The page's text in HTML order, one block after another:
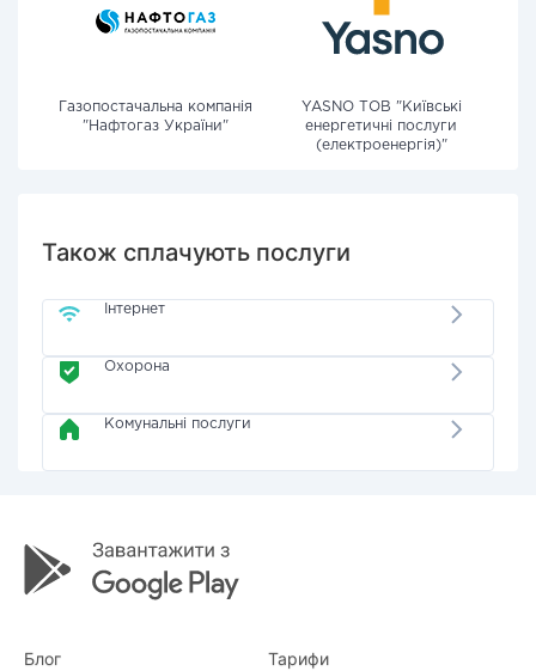
Газопостачальна компанія
"Нафтогаз України"
YASNO ТОВ "Київські
енергетичні послуги
(електроенергія)"
Також сплачують послуги
Інтернет
Охорона
Комунальні послуги
Блог Тарифи